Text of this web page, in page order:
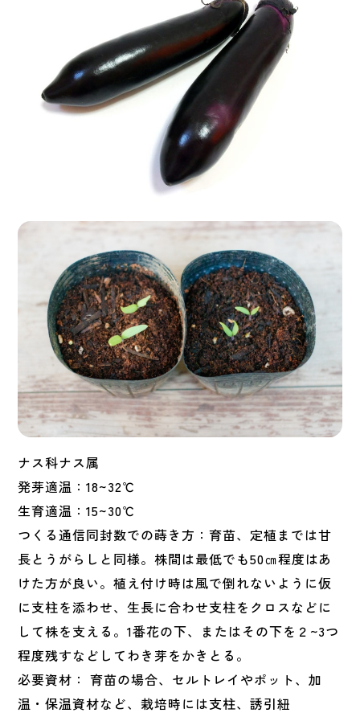
ナス科ナス属
発芽適温：18~32℃
生育適温：15~30℃
つくる通信同封数での蒔き方：育苗、定植までは甘
長とうがらしと同様。株間は最低でも50㎝程度はあ
けた方が良い。植え付け時は風で倒れないように仮
に支柱を添わせ、生長に合わせ支柱をクロスなどに
して株を支える。1番花の下、またはその下を２~3つ
程度残すなどしてわき芽をかきとる。
必要資材： 育苗の場合、セルトレイやポット、加
温・保温資材など、栽培時には支柱、誘引紐